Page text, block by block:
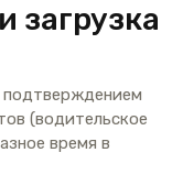
загрузка
подтверждением
(водительское
время в